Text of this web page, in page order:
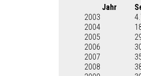
Jahr
2003
2004
2005
2006
2007
2008